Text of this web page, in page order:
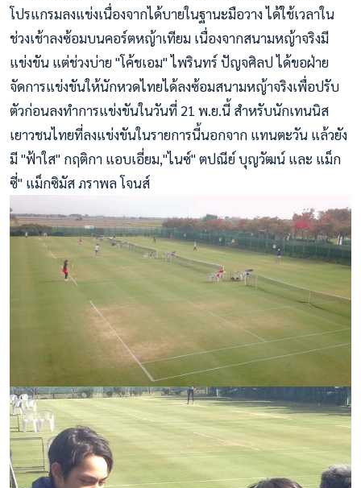
โปรแกรมลงแข่งเนื่องจากได้บายในฐานะมือวาง ได้ใช้เวลาใน
ช่วงเช้าลงซ้อมบนคอร์ตหญ้าเทียม เนื่องจากสนามหญ้าจริงมี
แข่งขัน แต่ช่วงบ่าย "โค้ชเอม" ไพรินทร์ ปัญจศิลป ได้ขอฝ่าย
จัดการแข่งขันให้นักหวดไทยได้ลงซ้อมสนามหญ้าจริงเพื่อปรับ
ตัวก่อนลงทำการแข่งขันในวันที่ 21 พ.ย.นี้ สำหรับนักเทนนิส
เยาวชนไทยที่ลงแข่งขันในรายการนี้นอกจาก แทนตะวัน แล้วยัง
มี "ฟ้าใส" กฤติกา แอบเอี่ยม,"ไนซ์" ตปณีย์ บุญวัฒน์ และ แม็ก
ซี่" แม็กซิมัส ภราพล โจนส์